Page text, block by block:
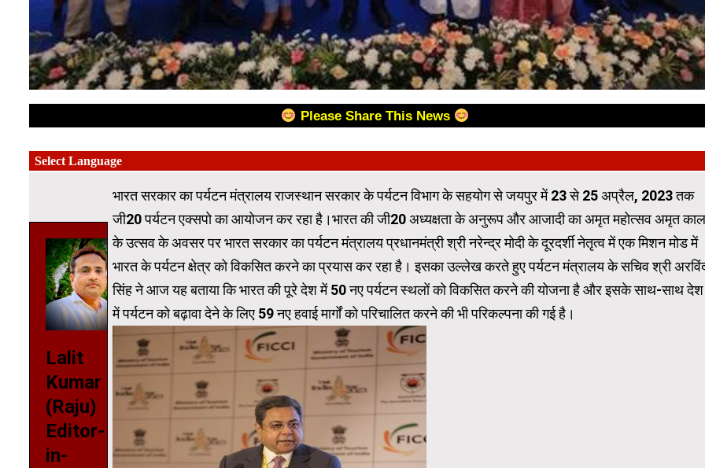
Please Share This News
Lalit
Kumar
(Raju)
Editor-
in-
भारत सरकार का पर्यटन मंत्रालय राजस्थान सरकार के पर्यटन विभाग के सहयोग से जयपुर में 23 से 25 अप्रैल, 2023 तक
जी20 पर्यटन एक्सपो का आयोजन कर रहा है।भारत की जी20 अध्‍यक्षता के अनुरूप और आजादी का अमृत महोत्सव अमृत काल
के उत्सव के अवसर पर भारत सरकार का पर्यटन मंत्रालय प्रधानमंत्री श्री नरेन्‍द्र मोदी के दूरदर्शी नेतृत्व में एक मिशन मोड में
भारत के पर्यटन क्षेत्र को विकसित करने का प्रयास कर रहा है। इसका उल्‍लेख करते हुए पर्यटन मंत्रालय के सचिव श्री
सिंह ने आज यह बताया कि भारत की पूरे देश में 50 नए पर्यटन स्थलों को विकसित करने की योजना है और इसके साथ-साथ देश
में पर्यटन को बढ़ावा देने के लिए 59 नए हवाई मार्गों को परिचालित करने की भी परिकल्पना की गई है।